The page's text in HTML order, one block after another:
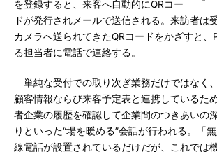
を登録すると、来客へ自動的にQRコー
ドが発行されメールで送信される。来訪者は
カメラへ送られてきたQRコードをかざすと
る担当者に電話で連絡する。
単純な受付での取り次ぎ業務だけではなく
顧客情報ならび来客予定表と連携しているた
者企業の履歴を確認して企業間のつきあいの
りといった“場を暖める”会話が行われる。「
線電話が設置されているだけだが、これでは